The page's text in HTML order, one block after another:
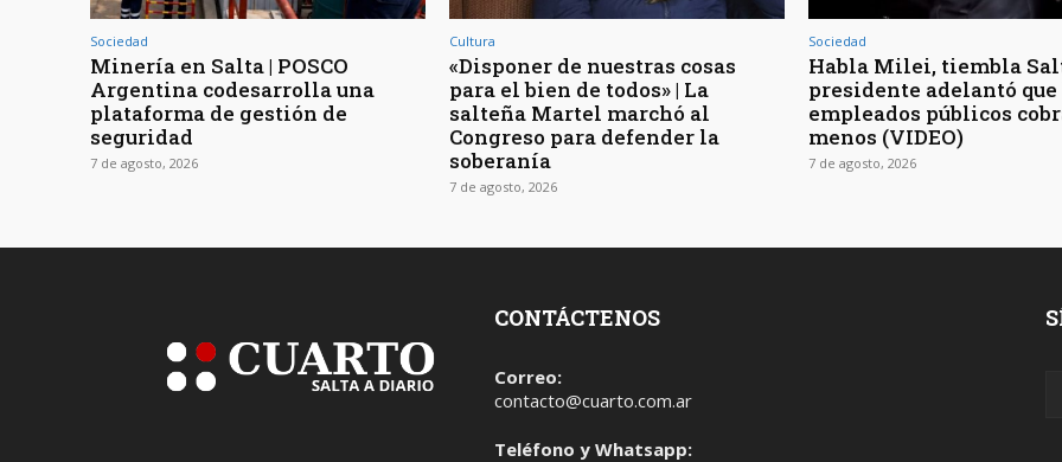
Sociedad
Minería en Salta | POSCO
Argentina codesarrolla una
plataforma de gestión de
seguridad
7 de agosto, 2026
Cultura
«Disponer de nuestras cosas
para el bien de todos» | La
salteña Martel marchó al
Congreso para defender la
soberanía
7 de agosto, 2026
Sociedad
Habla Milei, tiembla
presidente adelantó que
empleados públicos
menos (VIDEO)
7 de agosto, 2026
CONTÁCTENOS
Correo:
contacto@cuarto.com.ar
Teléfono y Whatsapp: